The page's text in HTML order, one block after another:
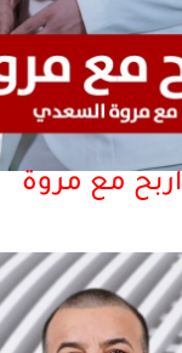
اربح مع مروة